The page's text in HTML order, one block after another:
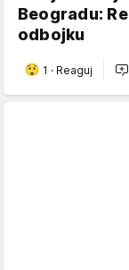
Beogradu:
odbojku
1 · Reaguj